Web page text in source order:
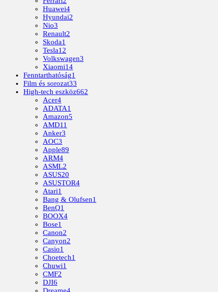
Huawei4
Hyundai2
Nio3
Renault2
Skoda1
Tesla12
Volkswagen3
Xiaomi14
Fenntarthatóság1
Film és sorozat33
High-tech eszköz662
Acer4
ADATA1
Amazon5
AMD11
Anker3
AOC3
Apple89
ARM4
ASML2
ASUS20
ASUSTOR4
Atari1
Bang & Olufsen1
BenQ1
BOOX4
Bose1
Canon2
Canyon2
Casio1
Choetech1
Chuwi1
CMF2
DJI6